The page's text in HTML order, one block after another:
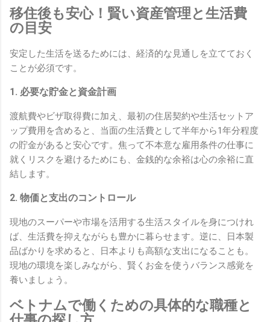
移住後も安心！賢い資産管理と生活費
の目安
安定した生活を送るためには、経済的な見通しを立てておく
ことが必須です。
1. 必要な貯金と資金計画
渡航費やビザ取得費に加え、最初の住居契約や生活セットア
ップ費用を含めると、当面の生活費として半年から1年分程度
の貯金があると安心です。焦って不本意な雇用条件の仕事に
就くリスクを避けるためにも、金銭的な余裕は心の余裕に直
結します。
2. 物価と支出のコントロール
現地のスーパーや市場を活用する生活スタイルを身につけれ
ば、生活費を抑えながらも豊かに暮らせます。逆に、日本製
品ばかりを求めると、日本よりも高額な支出になることも。
現地の環境を楽しみながら、賢くお金を使うバランス感覚を
養いましょう。
ベトナムで働くための具体的な職種と